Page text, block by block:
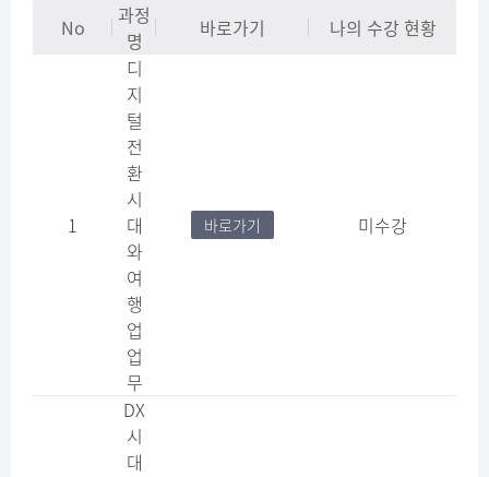
No
과정
명
바로가기 나의 수강 현황
1
디
지
털
전
환
시
대
와
여
행
업
업
무
바로가기 미수강
DX
시
대